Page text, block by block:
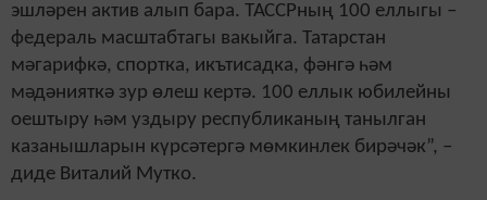
эшләрен актив алып бара. ТАССРның 100 еллыгы –
федераль масштабтагы вакыйга. Татарстан
мәгарифкә, спортка, икътисадка, фәнгә һәм
мәдәнияткә зур өлеш кертә. 100 еллык юбилейны
оештыру һәм уздыру республиканың танылган
казанышларын күрсәтергә мөмкинлек бирәчәк”, –
диде Виталий Мутко.